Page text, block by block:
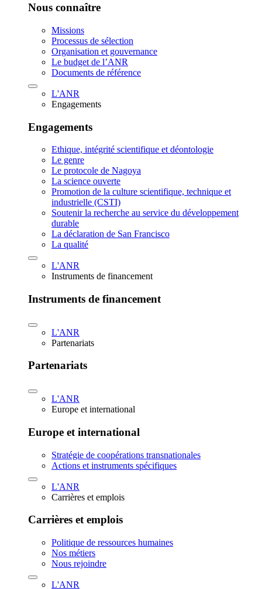
Nous connaître
Missions
Processus de sélection
Organisation et gouvernance
Le budget de l’ANR
Documents de référence
L'ANR
Engagements
Engagements
Ethique, intégrité scientifique et déontologie
Le genre
Le protocole de Nagoya
La science ouverte
Promotion de la culture scientifique, technique et
industrielle (CSTI)
Soutenir la recherche au service du développement
durable
La déclaration de San Francisco
La qualité
L'ANR
Instruments de financement
Instruments de financement
L'ANR
Partenariats
Partenariats
L'ANR
Europe et international
Europe et international
Stratégie de coopérations transnationales
Actions et instruments spécifiques
L'ANR
Carrières et emplois
Carrières et emplois
Politique de ressources humaines
Nos métiers
Nous rejoindre
L'ANR